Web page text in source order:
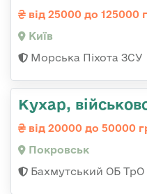
від 25000 до 125000
Київ
Морська Піхота ЗСУ
Кухар,
від 20000 до 50000
Покровськ
Бахмутський ОБ ТрО